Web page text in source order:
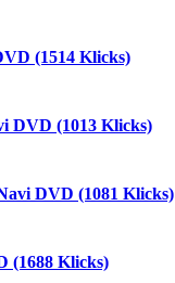
(1514 Klicks)
DVD (1013 Klicks)
DVD (1081 Klicks)
(1688 Klicks)